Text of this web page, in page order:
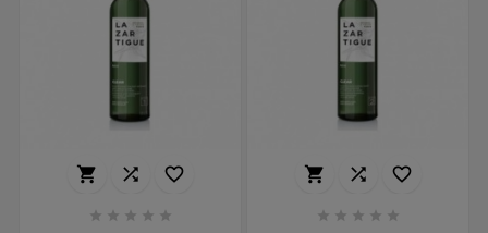
  
    
  
    